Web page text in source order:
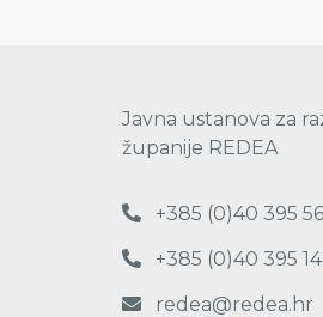
Javna ustanova za
županije REDEA
+385 (0)40 395
+385 (0)40 395
redea@redea.hr